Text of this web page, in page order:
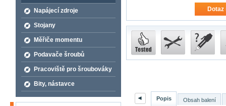
Dotaz
◄ Popis Obsah balení
Napájecí zdroje
Stojany
Měřiče momentu
Podavače šroubů
Pracoviště pro šroubováky
Bity, nástavce